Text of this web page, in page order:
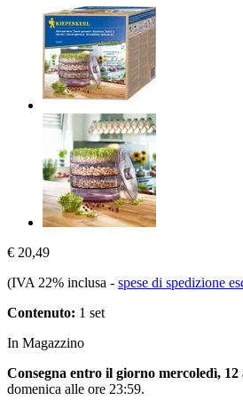
€ 20,49
(IVA 22% inclusa - spese di spedizione
Contenuto: 1 set
In Magazzino
Consegna entro il giorno mercoledì, 12
domenica alle ore 23:59.